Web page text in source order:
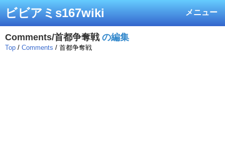
メニュー
ビビアミs167wiki
Comments/首都争奪戦の編集
Top / Comments / 首都争奪戦